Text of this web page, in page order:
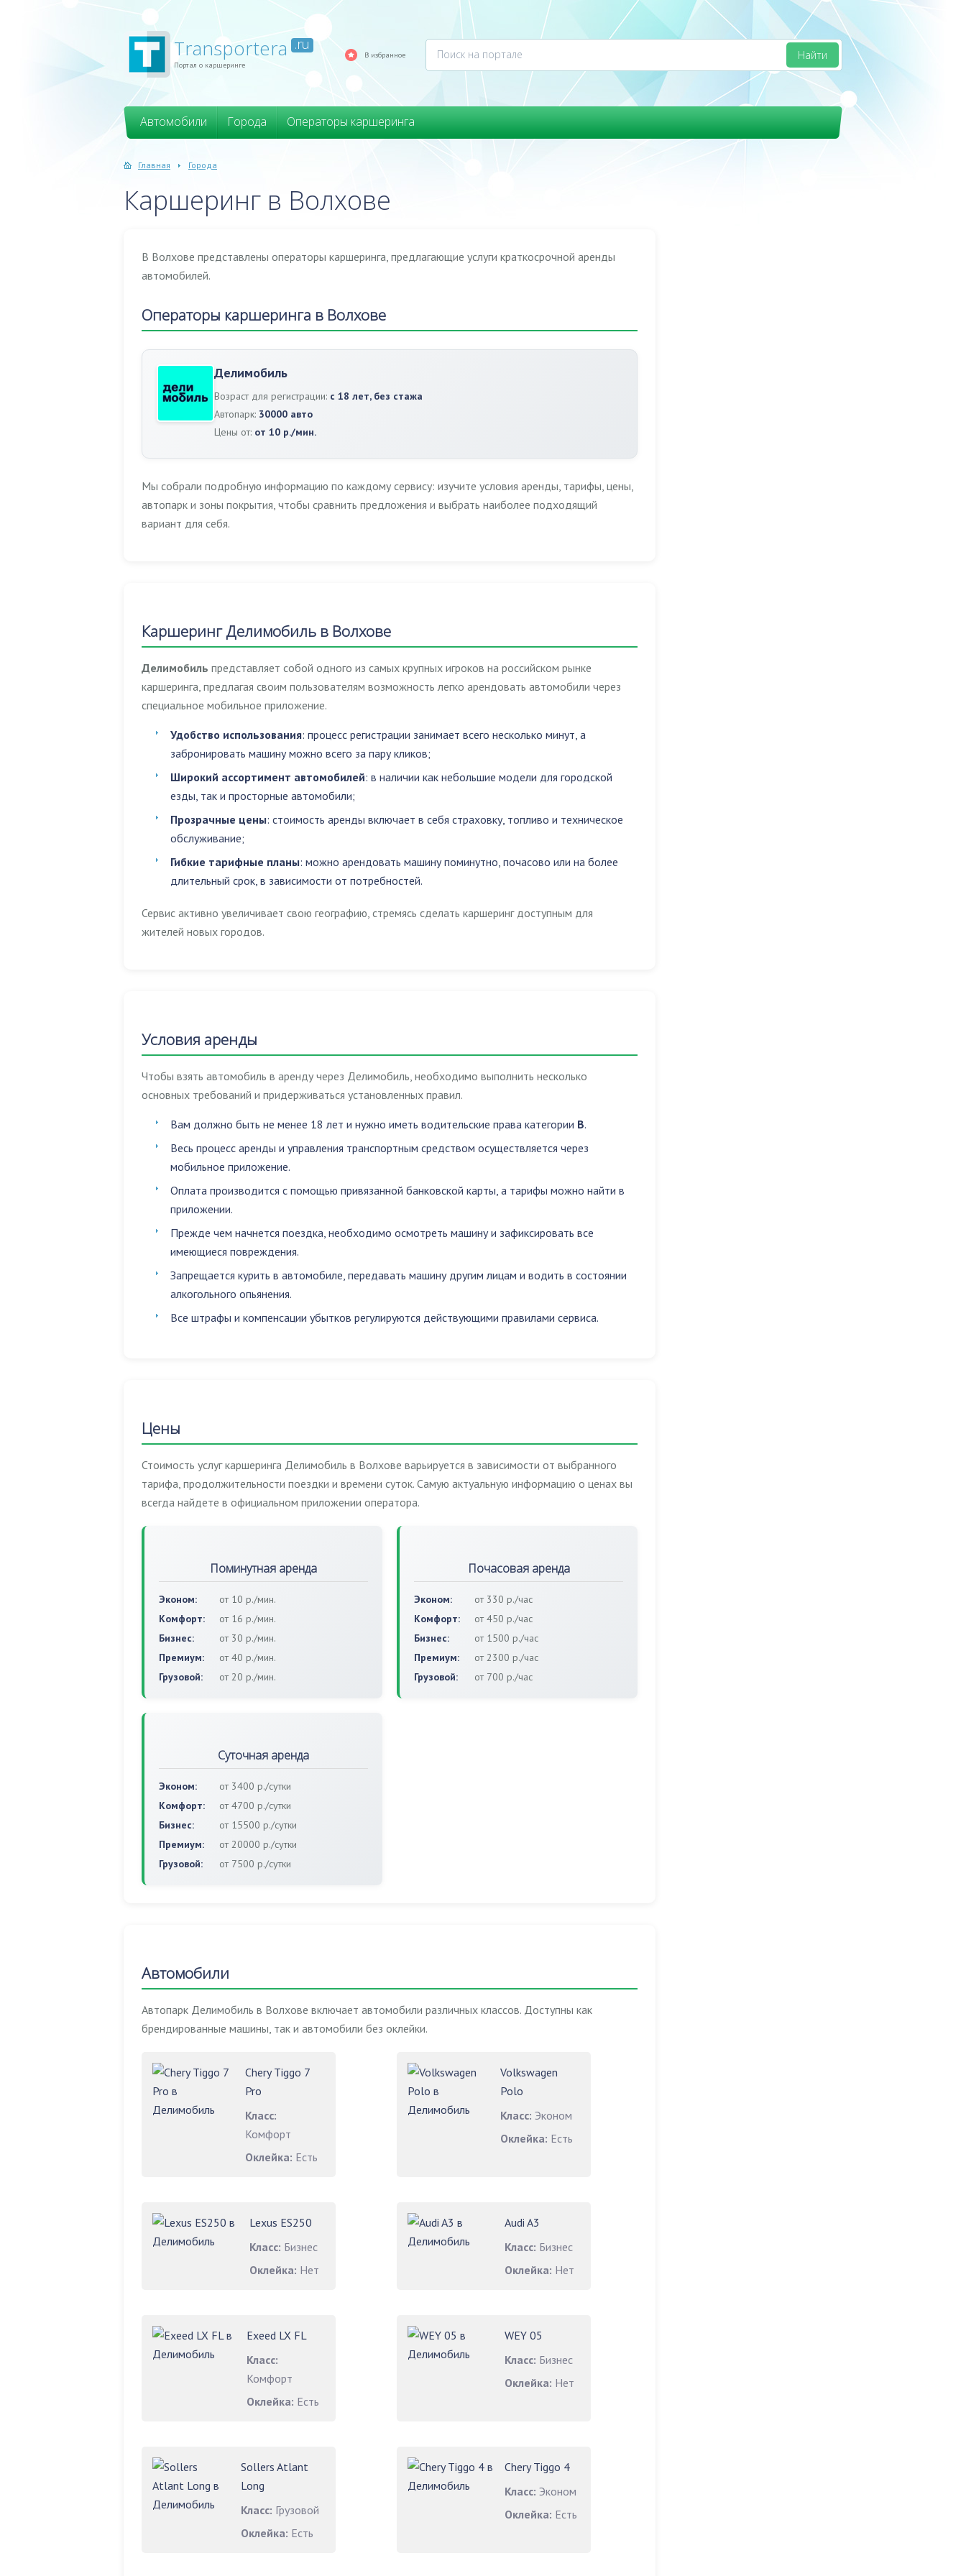
Transportera .ru
Портал о каршеринге
Автомобили Города Операторы каршеринга
В избранное
Главная Города
Каршеринг в Волхове
В Волхове представлены операторы каршеринга, предлагающие услуги краткосрочной аренды
автомобилей.
Операторы каршеринга в Волхове
Делимобиль
Возраст для регистрации: с 18 лет, без стажа
Автопарк: 30000 авто
Цены от: от 10 р./мин.
Мы собрали подробную информацию по каждому сервису: изучите условия аренды, тарифы, цены,
автопарк и зоны покрытия, чтобы сравнить предложения и выбрать наиболее подходящий
вариант для себя.
Каршеринг Делимобиль в Волхове
Делимобиль представляет собой одного из самых крупных игроков на российском рынке
каршеринга, предлагая своим пользователям возможность легко арендовать автомобили через
специальное мобильное приложение.
Удобство использования: процесс регистрации занимает всего несколько минут, а
забронировать машину можно всего за пару кликов;
Широкий ассортимент автомобилей: в наличии как небольшие модели для городской
езды, так и просторные автомобили;
Прозрачные цены: стоимость аренды включает в себя страховку, топливо и техническое
обслуживание;
Гибкие тарифные планы: можно арендовать машину поминутно, почасово или на более
длительный срок, в зависимости от потребностей.
Сервис активно увеличивает свою географию, стремясь сделать каршеринг доступным для
жителей новых городов.
Условия аренды
Чтобы взять автомобиль в аренду через Делимобиль, необходимо выполнить несколько
основных требований и придерживаться установленных правил.
Вам должно быть не менее 18 лет и нужно иметь водительские права категории B.
Весь процесс аренды и управления транспортным средством осуществляется через
мобильное приложение.
Оплата производится с помощью привязанной банковской карты, а тарифы можно найти в
приложении.
Прежде чем начнется поездка, необходимо осмотреть машину и зафиксировать все
имеющиеся повреждения.
Запрещается курить в автомобиле, передавать машину другим лицам и водить в состоянии
алкогольного опьянения.
Все штрафы и компенсации убытков регулируются действующими правилами сервиса.
Цены
Стоимость услуг каршеринга Делимобиль в Волхове варьируется в зависимости от выбранного
тарифа, продолжительности поездки и времени суток. Самую актуальную информацию о ценах вы
всегда найдете в официальном приложении оператора.
Поминутная аренда
Эконом:
от 10 р./мин.
Комфорт:
от 16 р./мин.
Бизнес:
от 30 р./мин.
Премиум:
от 40 р./мин.
Грузовой:
от 20 р./мин.
Почасовая аренда
Эконом:
от 330 р./час
Комфорт:
от 450 р./час
Бизнес:
от 1500 р./час
Премиум:
от 2300 р./час
Грузовой:
от 700 р./час
Суточная аренда
Эконом:
от 3400 р./сутки
Комфорт:
от 4700 р./сутки
Бизнес:
от 15500 р./сутки
Премиум:
от 20000 р./сутки
Грузовой:
от 7500 р./сутки
Автомобили
Автопарк Делимобиль в Волхове включает автомобили различных классов. Доступны как
брендированные машины, так и автомобили без оклейки.
Chery Tiggo 7
Pro
Класс:
Комфорт
Оклейка: Есть
Volkswagen
Polo
Класс: Эконом
Оклейка: Есть
Lexus ES250
Класс: Бизнес
Оклейка: Нет
Audi A3
Класс: Бизнес
Оклейка: Нет
Exeed LX FL
Класс:
Комфорт
Оклейка: Есть
WEY 05
Класс: Бизнес
Оклейка: Нет
Sollers Atlant
Long
Класс: Грузовой
Оклейка: Есть
Chery Tiggo 4
Класс: Эконом
Оклейка: Есть